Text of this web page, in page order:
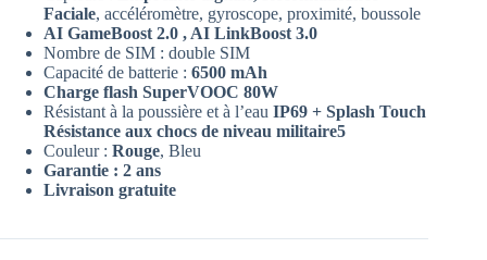
Faciale, accéléromètre, gyroscope, proximité, boussole
AI GameBoost 2.0 , AI LinkBoost 3.0
Nombre de SIM : double SIM
Capacité de batterie : 6500 mAh
Charge flash SuperVOOC 80W
Résistant à la poussière et à l’eau IP69 + Splash Touch
Résistance aux chocs de niveau militaire5
Couleur : Rouge, Bleu
Garantie : 2 ans
Livraison gratuite